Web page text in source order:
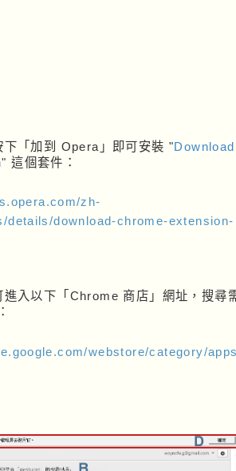
下「加到 Opera」即可安裝 "Download
" 這個套件：
zh-
details/download-chrome-extension-
進入以下「Chrome 商店」網址，搜尋
webstore/category/